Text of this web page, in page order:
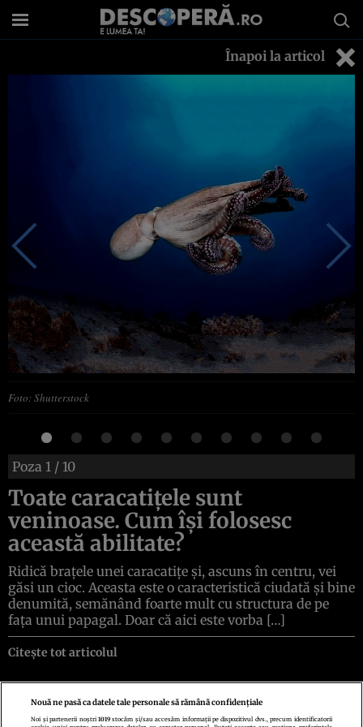
Înapoi la articol
Foto: Shutterstock
Poza 1 / 10
Toate caracatițele sunt
veninoase. Cum își folosesc
această abilitate?
Ridică brațele unei caracatițe și, ascuns în centru, vei
găsi un cioc. Aceasta este o caracteristică ciudată și bine
denumită, semănând foarte mult cu structura de pe
fața unui papagal. Doar că aici este vorba […]
Citește tot articolul
Nouă ne pasă ca datele tale personale să rămână confidențiale
Noi și partenerii noștri1019 stocăm și/sau accesăm informații pe dispozitivul dvs., precum identificatorii